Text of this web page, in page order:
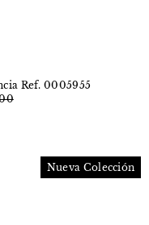
Ref. 0005955
Nueva Colección